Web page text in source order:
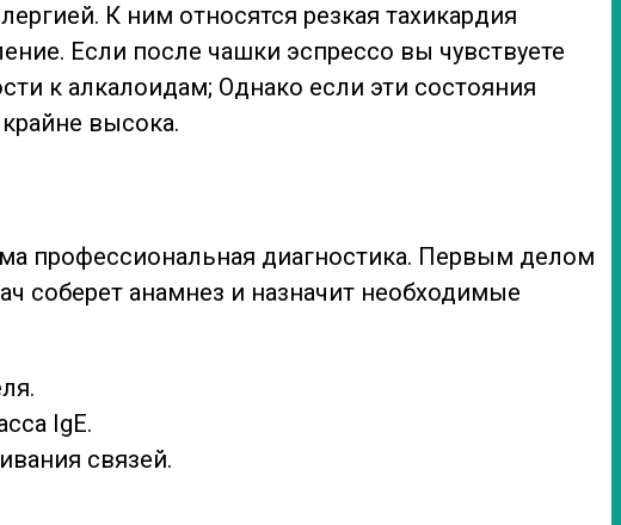
К ним относятся резкая тахикардия
Если после чашки эспрессо вы чувствуете
к алкалоидам; Однако если эти состояния
высока.
профессиональная диагностика. Первым делом
соберет анамнез и назначит необходимые
IgE.
связей.